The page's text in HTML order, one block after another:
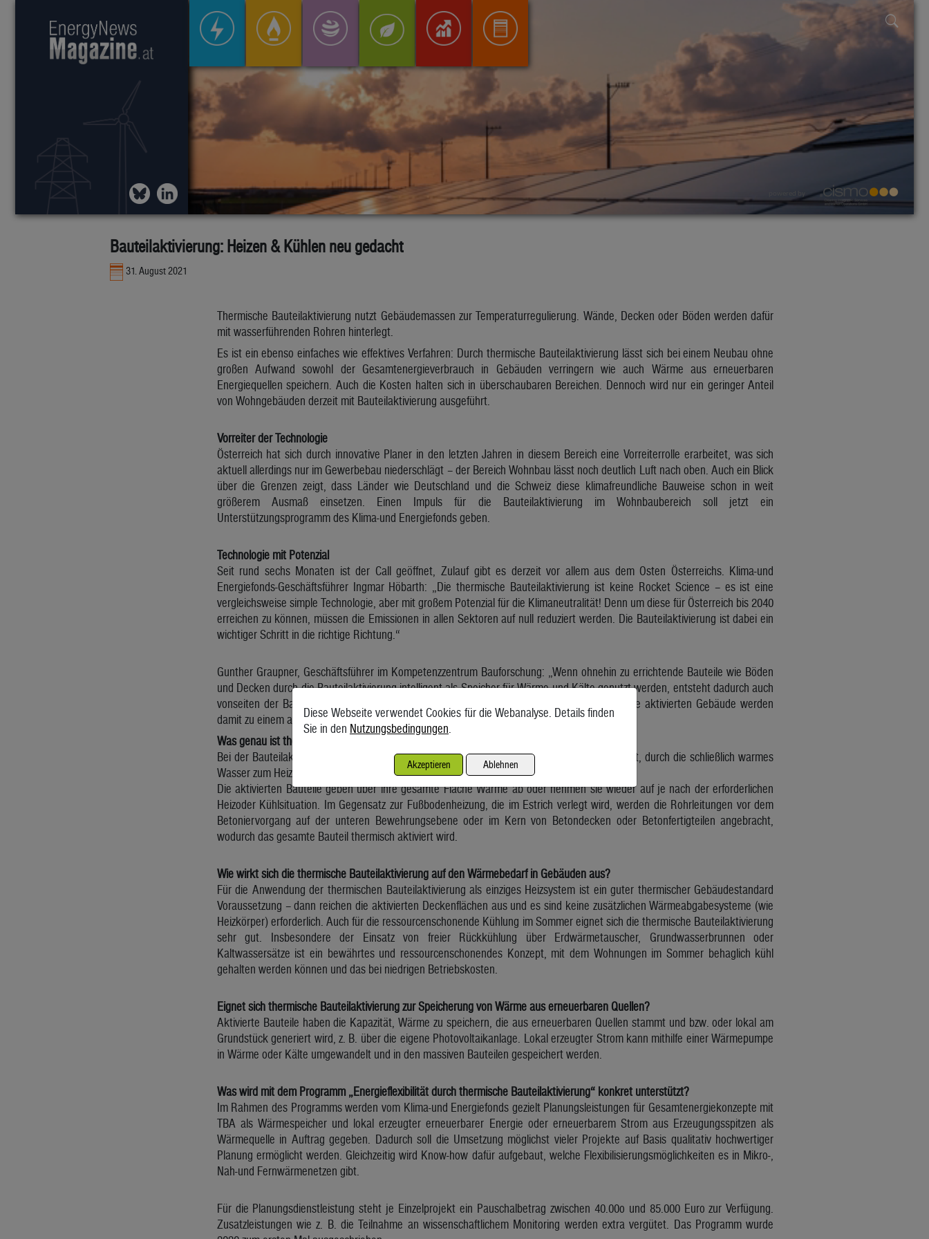
Bauteilaktivierung: Heizen & Kühlen neu gedacht
31. August 2021
Thermische Bauteilaktivierung nutzt Gebäudemassen zur Temperaturregulierung. Wände, Decken oder Böden werden dafür
mit wasserführenden Rohren hinterlegt.
Es ist ein ebenso einfaches wie effektives Verfahren: Durch thermische Bauteilaktivierung lässt sich bei einem Neubau ohne
großen Aufwand sowohl der Gesamtenergieverbrauch in Gebäuden verringern wie auch Wärme aus erneuerbaren
Energiequellen speichern. Auch die Kosten halten sich in überschaubaren Bereichen. Dennoch wird nur ein geringer Anteil
von Wohngebäuden derzeit mit Bauteilaktivierung ausgeführt.
Vorreiter der Technologie
Österreich hat sich durch innovative Planer in den letzten Jahren in diesem Bereich eine Vorreiterrolle erarbeitet, was sich
aktuell allerdings nur im Gewerbebau niederschlägt – der Bereich Wohnbau lässt noch deutlich Luft nach oben. Auch ein Blick
über die Grenzen zeigt, dass Länder wie Deutschland und die Schweiz diese klimafreundliche Bauweise schon in weit
größerem Ausmaß einsetzen. Einen Impuls für die Bauteilaktivierung im Wohnbaubereich soll jetzt ein
Unterstützungsprogramm des Klima-und Energiefonds geben.
Technologie mit Potenzial
Seit rund sechs Monaten ist der Call geöffnet, Zulauf gibt es derzeit vor allem aus dem Osten Österreichs. Klima-und
Energiefonds-Geschäftsführer Ingmar Höbarth: „Die thermische Bauteilaktivierung ist keine Rocket Science – es ist eine
vergleichsweise simple Technologie, aber mit großem Potenzial für die Klimaneutralität! Denn um diese für Österreich bis 2040
erreichen zu können, müssen die Emissionen in allen Sektoren auf null reduziert werden. Die Bauteilaktivierung ist dabei ein
wichtiger Schritt in die richtige Richtung.“
Gunther Graupner, Geschäftsführer im Kompetenzzentrum Bauforschung: „Wenn ohnehin zu errichtende Bauteile wie Böden
und Decken durch die Bauteilaktivierung intelligent als Speicher für Wärme und Kälte genutzt werden, entsteht dadurch auch
vonseiten der Bauwirtschaft ein wichtiger positiver Beitrag zur Erreichung der Klimaziele. Die aktivierten Gebäude werden
damit zu einem aktiven Baustein der Energiezukunft.“
Was genau ist thermische Bauteilaktivierung?
Bei der Bauteilaktivierung werden Rohrleitungen aus Kunststoff in massiven Bauteilen verlegt, durch die schließlich warmes
Wasser zum Heizen bzw. kaltes Wasser zum Kühlen fließt.
Die aktivierten Bauteile geben über ihre gesamte Fläche Wärme ab oder nehmen sie wieder auf je nach der erforderlichen
Heizoder Kühlsituation. Im Gegensatz zur Fußbodenheizung, die im Estrich verlegt wird, werden die Rohrleitungen vor dem
Betoniervorgang auf der unteren Bewehrungsebene oder im Kern von Betondecken oder Betonfertigteilen angebracht,
wodurch das gesamte Bauteil thermisch aktiviert wird.
Wie wirkt sich die thermische Bauteilaktivierung auf den Wärmebedarf in Gebäuden aus?
Für die Anwendung der thermischen Bauteilaktivierung als einziges Heizsystem ist ein guter thermischer Gebäudestandard
Voraussetzung – dann reichen die aktivierten Deckenflächen aus und es sind keine zusätzlichen Wärmeabgabesysteme (wie
Heizkörper) erforderlich. Auch für die ressourcenschonende Kühlung im Sommer eignet sich die thermische Bauteilaktivierung
sehr gut. Insbesondere der Einsatz von freier Rückkühlung über Erdwärmetauscher, Grundwasserbrunnen oder
Kaltwassersätze ist ein bewährtes und ressourcenschonendes Konzept, mit dem Wohnungen im Sommer behaglich kühl
gehalten werden können und das bei niedrigen Betriebskosten.
Eignet sich thermische Bauteilaktivierung zur Speicherung von Wärme aus erneuerbaren Quellen?
Aktivierte Bauteile haben die Kapazität, Wärme zu speichern, die aus erneuerbaren Quellen stammt und bzw. oder lokal am
Grundstück generiert wird, z. B. über die eigene Photovoltaikanlage. Lokal erzeugter Strom kann mithilfe einer Wärmepumpe
in Wärme oder Kälte umgewandelt und in den massiven Bauteilen gespeichert werden.
Was wird mit dem Programm „Energieflexibilität durch thermische Bauteilaktivierung“ konkret unterstützt?
Im Rahmen des Programms werden vom Klima-und Energiefonds gezielt Planungsleistungen für Gesamtenergiekonzepte mit
TBA als Wärmespeicher und lokal erzeugter erneuerbarer Energie oder erneuerbarem Strom aus Erzeugungsspitzen als
Wärmequelle in Auftrag gegeben. Dadurch soll die Umsetzung möglichst vieler Projekte auf Basis qualitativ hochwertiger
Planung ermöglicht werden. Gleichzeitig wird Know-how dafür aufgebaut, welche Flexibilisierungsmöglichkeiten es in Mikro-,
Nah-und Fernwärmenetzen gibt.
Für die Planungsdienstleistung steht je Einzelprojekt ein Pauschalbetrag zwischen 40.00o und 85.000 Euro zur Verfügung.
Zusatzleistungen wie z. B. die Teilnahme an wissenschaftlichem Monitoring werden extra vergütet. Das Programm wurde
Diese Webseite verwendet Cookies für die Webanalyse. Details finden
Sie in den Nutzungsbedingungen
Akzeptieren Ablehnen